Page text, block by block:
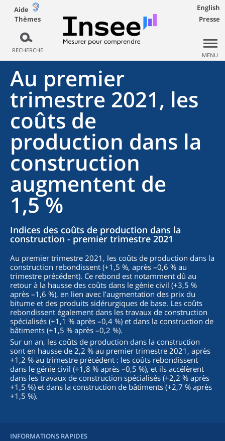
Aide
Thèmes
RECHERCHE
English
Presse
MENU
Au premier
trimestre 2021, les
coûts de
production dans la
construction
augmentent de
1,5 %
Indices des coûts de production dans la
construction - premier trimestre 2021
Au premier trimestre 2021, les coûts de production dans la
construction rebondissent (+1,5 %, après –0,6 % au
trimestre précédent). Ce rebond est notamment dû au
retour à la hausse des coûts dans le génie civil (+3,5 %
après –1,6 %), en lien avec l’augmentation des prix du
bitume et des produits sidérurgiques de base. Les coûts
rebondissent également dans les travaux de construction
spécialisés (+1,1 % après –0,4 %) et dans la construction de
bâtiments (+1,5 % après –0,2 %).
Sur un an, les coûts de production dans la construction
sont en hausse de 2,2 % au premier trimestre 2021, après
+1,2 % au trimestre précédent : les coûts rebondissent
dans le génie civil (+1,8 % après –0,5 %), et ils accélèrent
dans les travaux de construction spécialisés (+2,2 % après
+1,5 %) et dans la construction de bâtiments (+2,7 % après
+1,5 %).
INFORMATIONS RAPIDES